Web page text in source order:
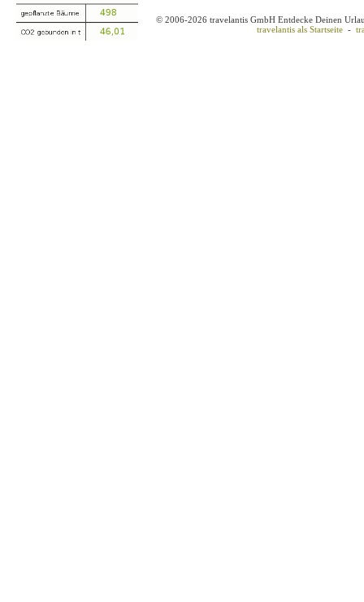
© 2006-2026 travelantis GmbH Entdecke Deinen
travelantis als Startseite -